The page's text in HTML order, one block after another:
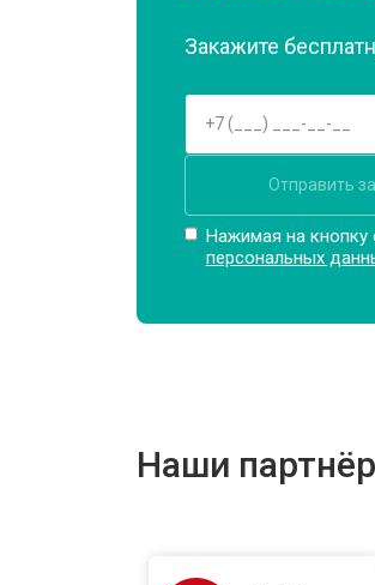
Закажите
Отправить
Нажимая на кнопку
персональных
Наши